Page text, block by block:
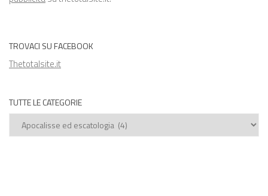
TROVACI SU FACEBOOK
Thetotalsite.it
TUTTE LE CATEGORIE
Tutte
le